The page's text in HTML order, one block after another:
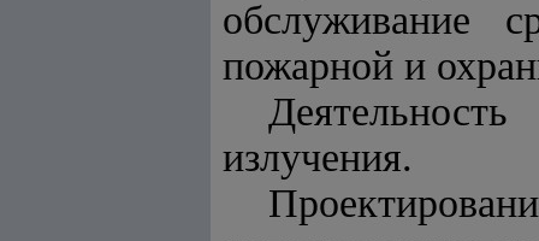
обслуживание
пожарной и
излучения.